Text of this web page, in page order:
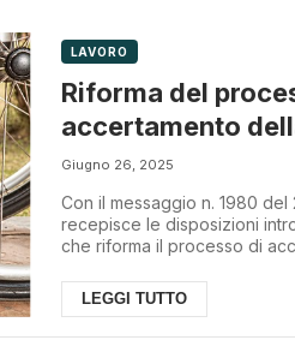
LAVORO
Riforma del
accertamento
Giugno 26, 2025
Con il messaggio n. 1980 del
recepisce le disposizioni
che riforma il processo di
LEGGI TUTTO